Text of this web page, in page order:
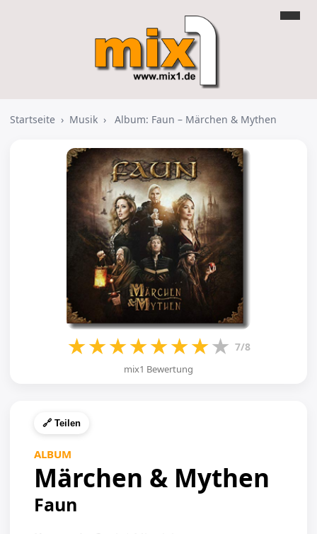
Startseite › Musik › Album: Faun – Märchen & Mythen
★★★★★★★★ 7/8
mix1 Bewertung
🔗 Teilen
ALBUM
Märchen & Mythen
Faun